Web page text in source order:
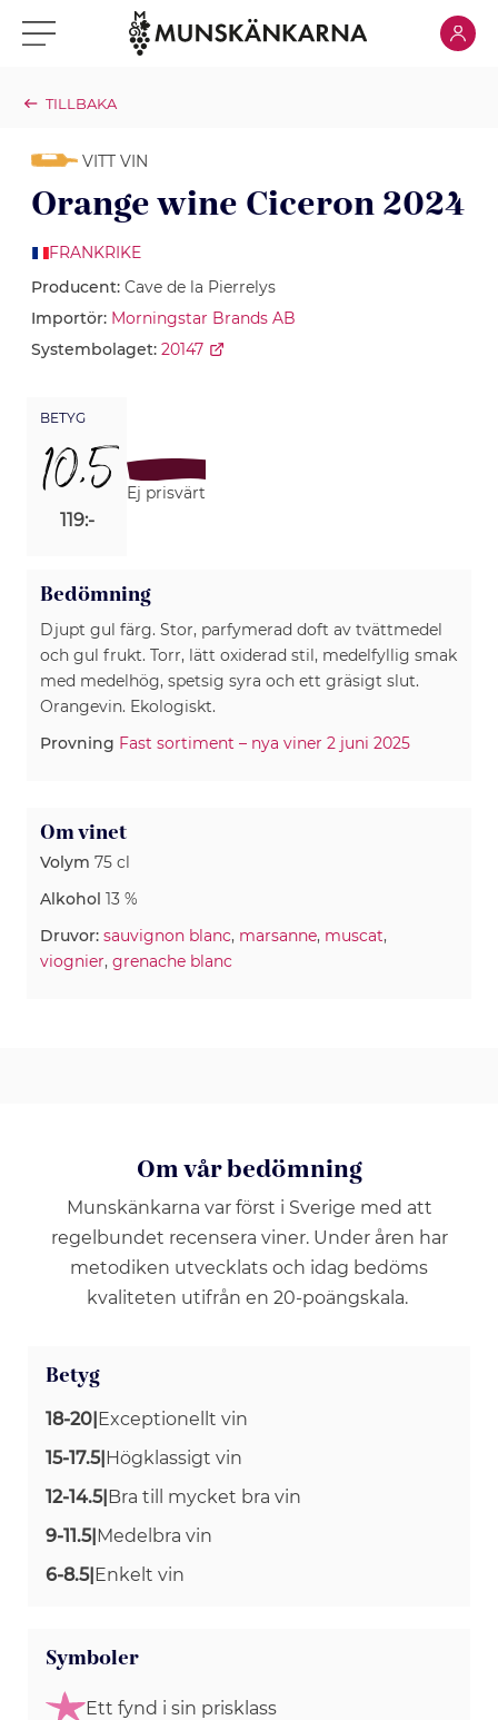
Klicka för meny Klicka
TILLBAKA
VITT VIN
Orange wine Ciceron 2024
FRANKRIKE
Producent: Cave de la Pierrelys
Importör: Morningstar Brands AB
Systembolaget: 20147
BETYG
10,5
119:-
Ej prisvärt
Bedömning
Djupt gul färg. Stor, parfymerad doft av tvättmedel
och gul frukt. Torr, lätt oxiderad stil, medelfyllig smak
med medelhög, spetsig syra och ett gräsigt slut.
Orangevin. Ekologiskt.
Provning Fast sortiment – nya viner 2 juni 2025
Om vinet
Volym 75 cl
Alkohol 13 %
Druvor: sauvignon blanc, marsanne, muscat,
viognier, grenache blanc
Om vår bedömning
Munskänkarna var först i Sverige med att
regelbundet recensera viner. Under åren har
metodiken utvecklats och idag bedöms
kvaliteten utifrån en 20-poängskala.
Betyg
18-20 Exceptionellt vin
15-17.5| Högklassigt vin
12-14.5| Bra till mycket bra vin
9-11.5| Medelbra vin
6-8.5| Enkelt vin
Symboler
Ett fynd i sin prisklass